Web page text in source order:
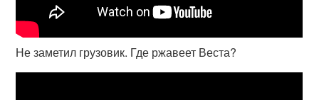
Не заметил грузовик. Где ржавеет Веста?